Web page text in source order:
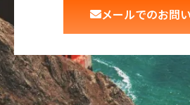
メールでのお問